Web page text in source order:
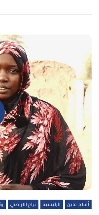
أفلام عاين الرئيسية نزاع الاراضي